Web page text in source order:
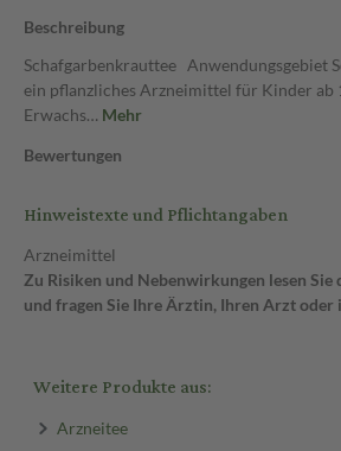
Beschreibung
Schafgarbenkrauttee Anwendungsgebiet
ein pflanzliches Arzneimittel für Kinder ab
Erwachs… Mehr
Bewertungen
Hinweistexte und Pflichtangaben
Arzneimittel
Zu Risiken und Nebenwirkungen lesen Sie
und fragen Sie Ihre Ärztin, Ihren Arzt oder
Weitere Produkte aus:
Arzneitee